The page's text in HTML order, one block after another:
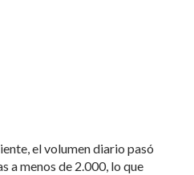
el volumen diario pasó
a menos de 2.000, lo que